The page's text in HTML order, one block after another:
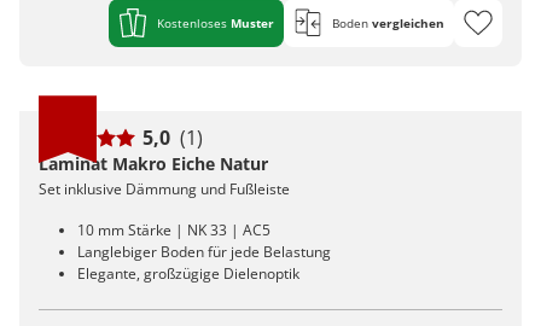
Kostenloses Muster Boden vergleichen
5,0 (1)
Laminat Makro Eiche Natur
Set inklusive Dämmung und Fußleiste
10 mm Stärke | NK 33 | AC5
Langlebiger Boden für jede Belastung
Elegante, großzügige Dielenoptik